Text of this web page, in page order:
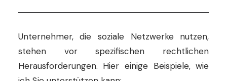
Unternehmer, die soziale Netzwerke nutzen,
stehen vor spezifischen rechtlichen
Herausforderungen. Hier einige Beispiele, wie